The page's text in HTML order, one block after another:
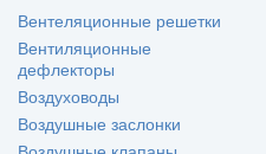
Вентеляционные решетки
Вентиляционные
дефлекторы
Воздуховоды
Воздушные заслонки